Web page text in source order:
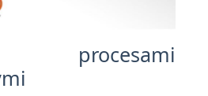
procesami